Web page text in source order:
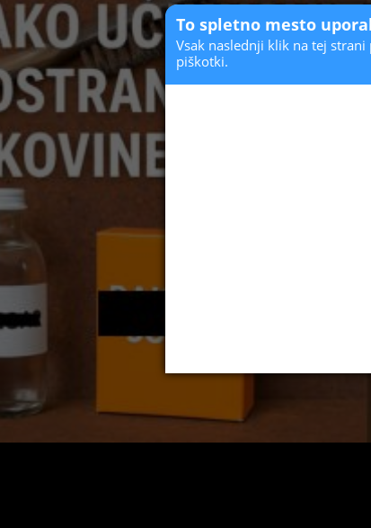
To spletno mesto
Vsak naslednji klik na tej strani
piškotki.